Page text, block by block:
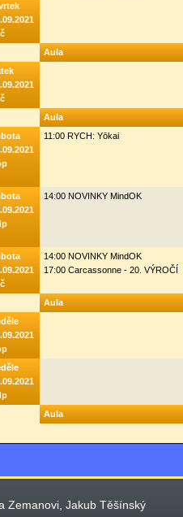
Aula
Aula
11:00 RYCH: Yōkai
14:00 NOVINKY MindOK
14:00 NOVINKY MindOK
17:00 Carcassonne - 20. VÝROČÍ
Aula
Aula
Zemanovi, Jakub Těšínský